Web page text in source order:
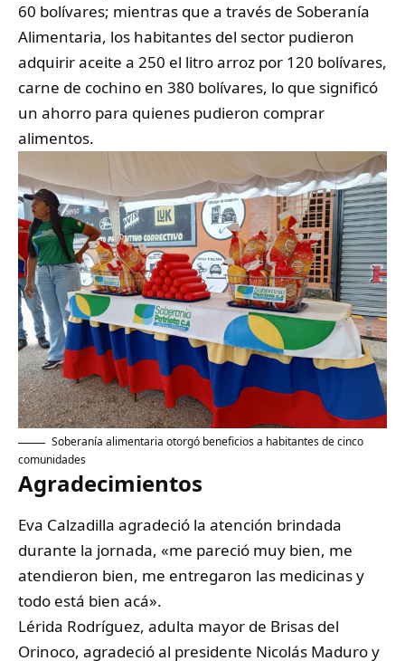
60 bolívares; mientras que a través de Soberanía
Alimentaria, los habitantes del sector pudieron
adquirir aceite a 250 el litro arroz por 120 bolívares,
carne de cochino en 380 bolívares, lo que significó
un ahorro para quienes pudieron comprar
alimentos.
Soberanía alimentaria otorgó beneficios a habitantes de cinco
comunidades
Agradecimientos
Eva Calzadilla agradeció la atención brindada
durante la jornada, «me pareció muy bien, me
atendieron bien, me entregaron las medicinas y
todo está bien acá».
Lérida Rodríguez, adulta mayor de Brisas del
Orinoco, agradeció al presidente Nicolás Maduro y